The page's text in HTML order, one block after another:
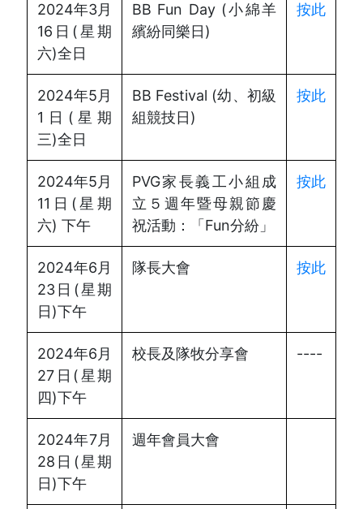
2024年3月
16日(星期
六)全日
BB Fun Day (小綿羊
繽紛同樂日)
按此
2024年5月
1日(星期
三)全日
BB Festival (幼、初級
組競技日)
按此
2024年5月
11日(星期
六) 下午
PVG家長義工小組成
立５週年暨母親節慶
祝活動：「Fun分紛」
按此
2024年6月
23日(星期
日)下午
隊長大會 按此
2024年6月
27日(星期
四)下午
校長及隊牧分享會 ----
2024年7月
28日(星期
日)下午
週年會員大會